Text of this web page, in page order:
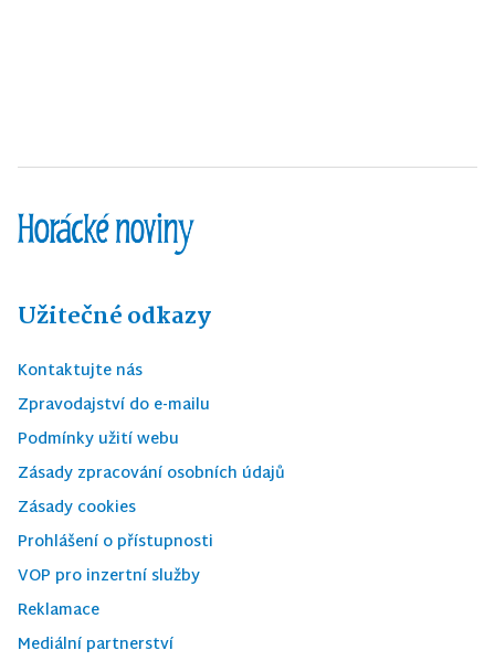
Užitečné odkazy
Kontaktujte nás
Zpravodajství do e-mailu
Podmínky užití webu
Zásady zpracování osobních údajů
Zásady cookies
Prohlášení o přístupnosti
VOP pro inzertní služby
Reklamace
Mediální partnerství